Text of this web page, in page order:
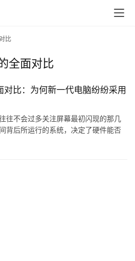
比
全面对比
对比：为何新一代电脑纷纷采用
往不会过多关注屏幕最初闪现的那几
背后所运行的系统，决定了硬件能否
角色，但自本世纪初以来，一种名为